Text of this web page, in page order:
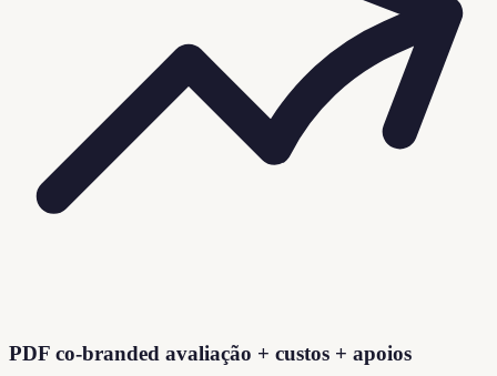
PDF co-branded avaliação + custos + apoios